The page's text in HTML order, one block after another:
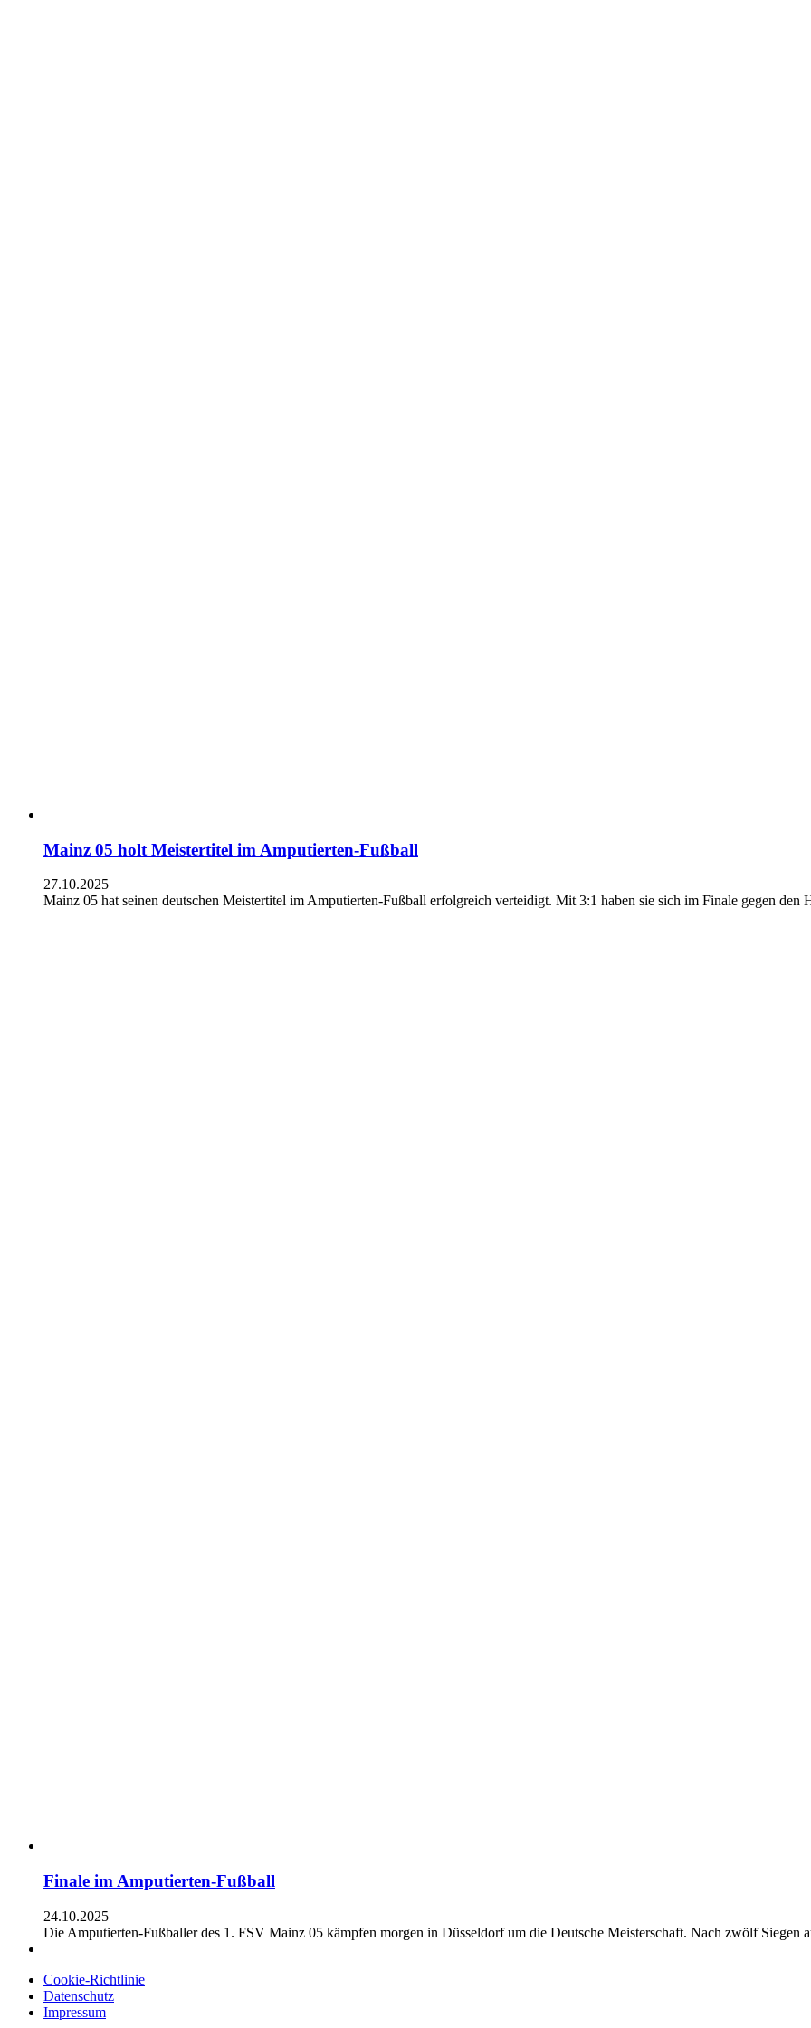
Mainz 05 holt Meistertitel im Amputierten-Fußball
27.10.2025
Mainz 05 hat seinen deutschen Meistertitel im Amputierten-Fußball erfolgreich verteidigt. Mit 3:1 haben sie sich im Finale gegen den
Finale im Amputierten-Fußball
24.10.2025
Die Amputierten-Fußballer des 1. FSV Mainz 05 kämpfen morgen in Düsseldorf um die Deutsche Meisterschaft. Nach zwölf Siegen
Cookie-Richtlinie
Datenschutz
Impressum